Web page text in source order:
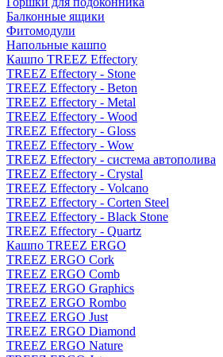
Балконные ящики
Фитомодули
Напольные кашпо
Кашпо TREEZ Effectory
TREEZ Effectory - Stone
TREEZ Effectory - Beton
TREEZ Effectory - Metal
TREEZ Effectory - Wood
TREEZ Effectory - Gloss
TREEZ Effectory - Wow
TREEZ Effectory - система автополива
TREEZ Effectory - Crystal
TREEZ Effectory - Volcano
TREEZ Effectory - Corten Steel
TREEZ Effectory - Black Stone
TREEZ Effectory - Quartz
Кашпо TREEZ ERGO
TREEZ ERGO Cork
TREEZ ERGO Comb
TREEZ ERGO Graphics
TREEZ ERGO Rombo
TREEZ ERGO Just
TREEZ ERGO Diamond
TREEZ ERGO Nature